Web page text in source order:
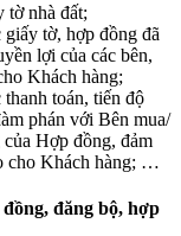
tờ nhà đất;
giấy tờ, hợp đồng đã
lợi của các bên,
Khách hàng;
toán, tiến độ
phán với Bên mua/
Hợp đồng, đảm
cho Khách hàng; …
đăng bộ, hợp